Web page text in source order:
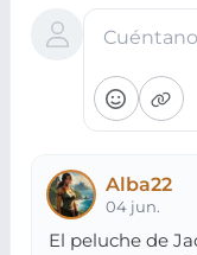
Alba22
04 jun.
El peluche de